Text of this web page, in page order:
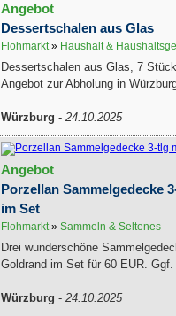
Angebot
Dessertschalen aus Glas
Flohmarkt» Haushalt &
Dessertschalen aus Glas, 7
Angebot zur Abholung in
Würzburg - 24.10.2025
Angebot
Porzellan Sammelgedecke
im Set
Flohmarkt» Sammeln & Seltenes
Drei wunderschöne
Goldrand im Set für 60 EUR.
Würzburg - 24.10.2025